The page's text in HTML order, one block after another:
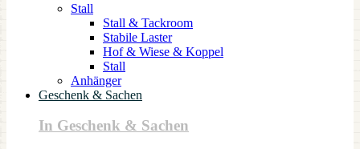
Stall
Stall & Tackroom
Stabile Laster
Hof & Wiese & Koppel
Stall
Anhänger
Geschenk & Sachen
In Geschenk & Sachen